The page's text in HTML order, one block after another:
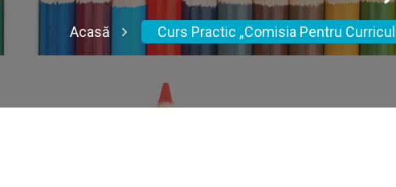
Acasă Curs Practic „Comisia Pentru